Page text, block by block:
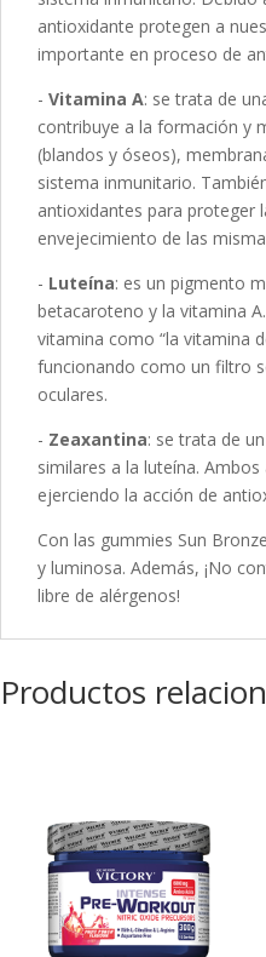
antioxidante protegen a
importante en proceso de
- Vitamina A: se trata de
contribuye a la formación y
(blandos y óseos),
sistema inmunitario.
antioxidantes para proteger
envejecimiento de las
- Luteína: es un pigmento
betacaroteno y la vitamina
vitamina como “la vitamina
funcionando como un filtro
oculares.
- Zeaxantina: se trata de
similares a la luteína.
ejerciendo la acción de
Con las gummies Sun
y luminosa. Además, ¡No
libre de alérgenos!
Productos